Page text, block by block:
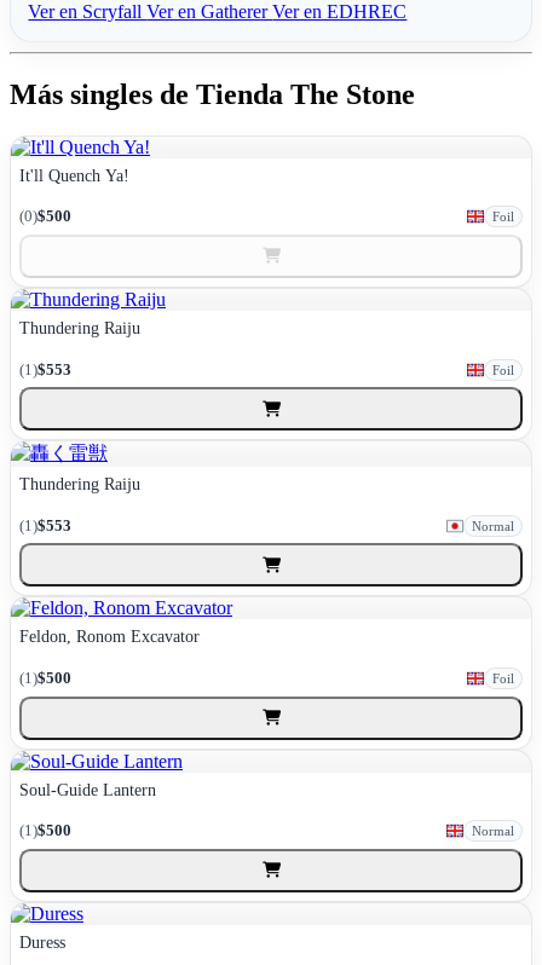
Ver en ScryfallVer en GathererVer en EDHREC
Más singles de Tienda The Stone
It'll Quench Ya!
(0)$500 Foil
Thundering Raiju
(1)$553 Foil
Thundering Raiju
(1)$553 Normal
Feldon, Ronom Excavator
(1)$500 Foil
Soul-Guide Lantern
(1)$500 Normal
Duress